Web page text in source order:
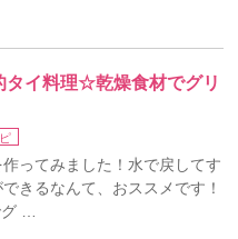
タイ料理☆乾燥食材でグリ
ってみました！水で戻してす
きるなんて、おススメです！
…